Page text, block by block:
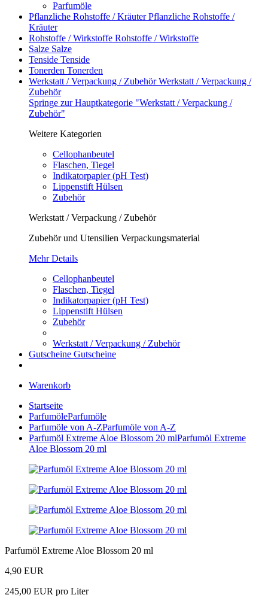
Parfumöle
Pflanzliche Rohstoffe / KräuterPflanzliche Rohstoffe /
Kräuter
Rohstoffe / Wirkstoffe Rohstoffe / Wirkstoffe
Salze Salze
Tenside Tenside
Tonerden Tonerden
Werkstatt / Verpackung / ZubehörWerkstatt / Verpackung /
Zubehör
Springe zur Hauptkategorie "Werkstatt / Verpackung /
Zubehör"
Weitere Kategorien
Cellophanbeutel
Flaschen, Tiegel
Indikatorpapier (pH Test)
Lippenstift Hülsen
Zubehör
Werkstatt / Verpackung / Zubehör
Zubehör und Utensilien Verpackungsmaterial
Mehr Details
Cellophanbeutel
Flaschen, Tiegel
Indikatorpapier (pH Test)
Lippenstift Hülsen
Zubehör
Werkstatt / Verpackung / Zubehör
Gutscheine Gutscheine
Warenkorb
Startseite
ParfumöleParfumöle
Parfumöle von A-ZParfumöle von A-Z
Parfumöl Extreme Aloe Blossom 20 mlParfumöl Extreme
Aloe Blossom 20 ml
Parfumöl Extreme Aloe Blossom 20 ml
4,90 EUR
245,00 EUR pro Liter